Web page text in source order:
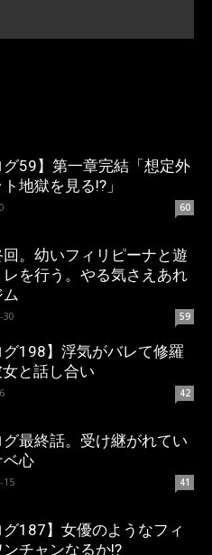
グ59】第一章完結「想定外
地獄を見る!?」
60
。幼いフィリピーナと遊
を行う。やる気さえあれ
30 59
グ198】浮気がバレて修羅
と話し合い
42
最終話。受け継がれてい
ベ心
15 41
グ187】女優のようなフィ
チャンなるか!?